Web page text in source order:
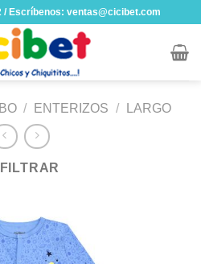
/ Escríbenos: ventas@cicibet.com
/ ENTERIZOS / LARGO
FILTRAR